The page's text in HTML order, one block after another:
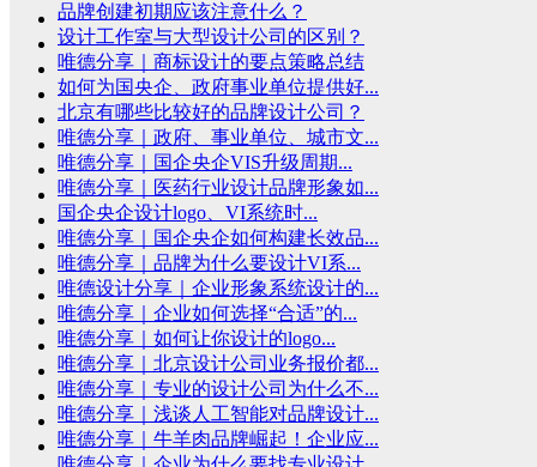
品牌创建初期应该注意什么？
设计工作室与大型设计公司的区别？
唯德分享｜商标设计的要点策略总结
如何为国央企、政府事业单位提供好...
北京有哪些比较好的品牌设计公司？
唯德分享｜政府、事业单位、城市文...
唯德分享｜国企央企VIS升级周期...
唯德分享｜医药行业设计品牌形象如...
国企央企设计logo、VI系统时...
唯德分享｜国企央企如何构建长效品...
唯德分享｜品牌为什么要设计VI系...
唯德设计分享｜企业形象系统设计的...
唯德分享｜企业如何选择“合适”的...
唯德分享｜如何让你设计的logo...
唯德分享｜北京设计公司业务报价都...
唯德分享｜专业的设计公司为什么不...
唯德分享｜浅谈人工智能对品牌设计...
唯德分享｜牛羊肉品牌崛起！企业应...